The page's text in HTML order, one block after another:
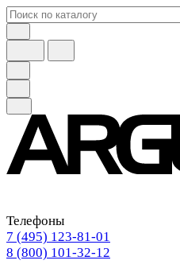
Телефоны
7 (495) 123-81-01
8 (800) 101-32-12